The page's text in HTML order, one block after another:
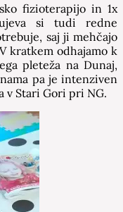
fizioterapijo in 1x
si tudi redne
saj ji mehčajo
kratkem odhajamo k
pleteža na Dunaj,
pa je intenziven
v Stari Gori pri NG.